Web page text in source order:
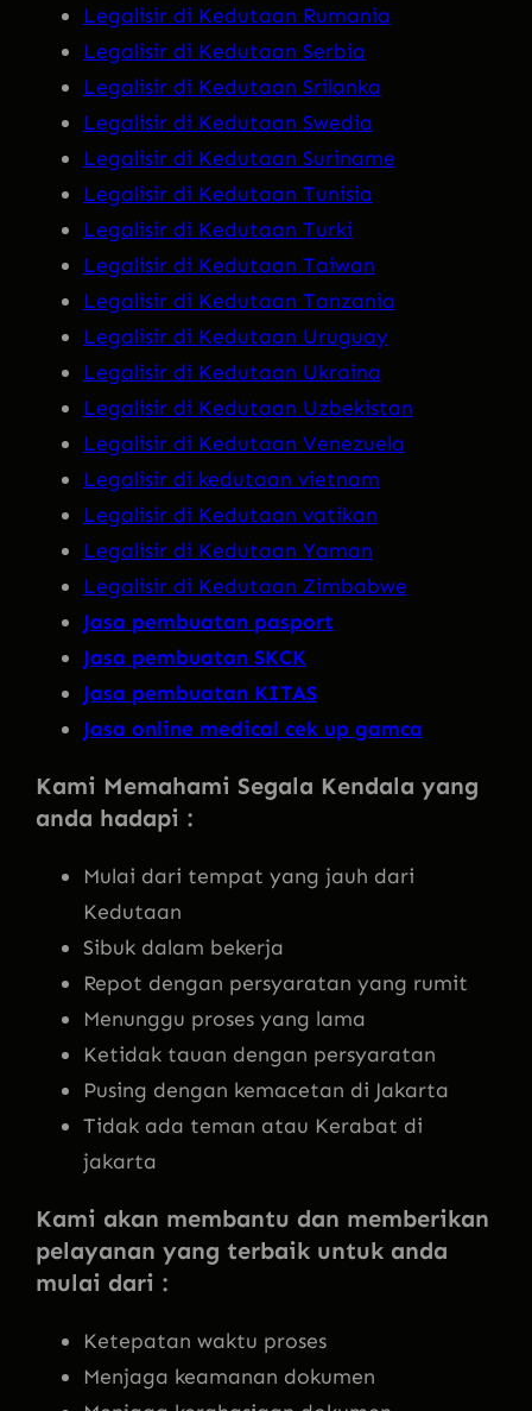
Legalisir di Kedutaan Rumania
Legalisir di Kedutaan Serbia
Legalisir di Kedutaan Srilanka
Legalisir di Kedutaan Swedia
Legalisir di Kedutaan Suriname
Legalisir di Kedutaan Tunisia
Legalisir di Kedutaan Turki
Legalisir di Kedutaan Taiwan
Legalisir di Kedutaan Tanzania
Legalisir di Kedutaan Uruguay
Legalisir di Kedutaan Ukraina
Legalisir di Kedutaan Uzbekistan
Legalisir di Kedutaan Venezuela
Legalisir di kedutaan vietnam
Legalisir di Kedutaan vatikan
Legalisir di Kedutaan Yaman
Legalisir di Kedutaan Zimbabwe
Jasa pembuatan pasport
Jasa pembuatan SKCK
Jasa pembuatan KITAS
Jasa online medical cek up gamca
Kami Memahami Segala Kendala yang
anda hadapi :
Mulai dari tempat yang jauh dari
Kedutaan
Sibuk dalam bekerja
Repot dengan persyaratan yang rumit
Menunggu proses yang lama
Ketidak tauan dengan persyaratan
Pusing dengan kemacetan di Jakarta
Tidak ada teman atau Kerabat di
jakarta
Kami akan membantu dan memberikan
pelayanan yang terbaik untuk anda
mulai dari :
Ketepatan waktu proses
Menjaga keamanan dokumen